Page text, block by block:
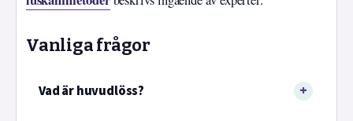
Vanliga frågor
Vad är huvudlöss?